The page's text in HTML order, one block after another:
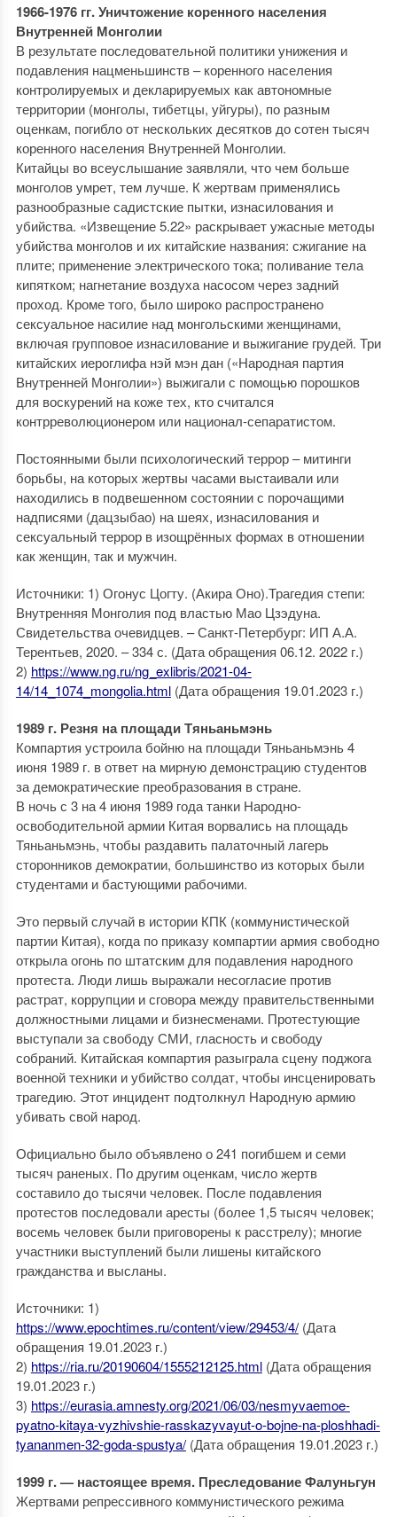
1966-1976 гг. Уничтожение коренного населения
Внутренней Монголии
В результате последовательной политики унижения и
подавления нацменьшинств – коренного населения
контролируемых и декларируемых как автономные
территории (монголы, тибетцы, уйгуры), по разным
оценкам, погибло от нескольких десятков до сотен тысяч
коренного населения Внутренней Монголии.
Китайцы во всеуслышание заявляли, что чем больше
монголов умрет, тем лучше. К жертвам применялись
разнообразные садистские пытки, изнасилования и
убийства. «Извещение 5.22» раскрывает ужасные методы
убийства монголов и их китайские названия: сжигание на
плите; применение электрического тока; поливание тела
кипятком; нагнетание воздуха насосом через задний
проход. Кроме того, было широко распространено
сексуальное насилие над монгольскими женщинами,
включая групповое изнасилование и выжигание грудей. Три
китайских иероглифа нэй мэн дан («Народная партия
Внутренней Монголии») выжигали с помощью порошков
для воскурений на коже тех, кто считался
контрреволюционером или национал-сепаратистом.
Постоянными были психологический террор – митинги
борьбы, на которых жертвы часами выстаивали или
находились в подвешенном состоянии с порочащими
надписями (дацзыбао) на шеях, изнасилования и
сексуальный террор в изощрённых формах в отношении
как женщин, так и мужчин.
Источники: 1) Огонус Цогту. (Акира Оно).Трагедия степи:
Внутренняя Монголия под властью Мао Цзэдуна.
Свидетельства очевидцев. – Санкт-Петербург: ИП А.А.
Терентьев, 2020. – 334 с. (Дата обращения 06.12. 2022 г.)
2) https://www.ng.ru/ng_exlibris/2021-04-
14/14_1074_mongolia.html(Дата обращения 19.01.2023 г.)
1989 г. Резня на площади Тяньаньмэнь
Компартия устроила бойню на площади Тяньаньмэнь 4
июня 1989 г. в ответ на мирную демонстрацию студентов
за демократические преобразования в стране.
В ночь с 3 на 4 июня 1989 года танки Народно-
освободительной армии Китая ворвались на площадь
Тяньаньмэнь, чтобы раздавить палаточный лагерь
сторонников демократии, большинство из которых были
студентами и бастующими рабочими.
Это первый случай в истории КПК (коммунистической
партии Китая), когда по приказу компартии армия свободно
открыла огонь по штатским для подавления народного
протеста. Люди лишь выражали несогласие против
растрат, коррупции и сговора между правительственными
должностными лицами и бизнесменами. Протестующие
выступали за свободу СМИ, гласность и свободу
собраний. Китайская компартия разыграла сцену поджога
военной техники и убийство солдат, чтобы инсценировать
трагедию. Этот инцидент подтолкнул Народную армию
убивать свой народ.
Официально было объявлено о 241 погибшем и семи
тысяч раненых. По другим оценкам, число жертв
составило до тысячи человек. После подавления
протестов последовали аресты (более 1,5 тысяч человек;
восемь человек были приговорены к расстрелу); многие
участники выступлений были лишены китайского
гражданства и высланы.
Источники: 1)
https://www.epochtimes.ru/content/view/29453/4/(Дата
обращения 19.01.2023 г.)
2) https://ria.ru/20190604/1555212125.html(Дата обращения
19.01.2023 г.)
3) https://eurasia.amnesty.org/2021/06/03/nesmyvaemoe-
pyatno-kitaya-vyzhivshie-rasskazyvayut-o-bojne-na-ploshhadi-
tyananmen-32-goda-spustya/(Дата обращения 19.01.2023 г.)
1999 г. — настоящее время. Преследование Фалуньгун
Жертвами репрессивного коммунистического режима